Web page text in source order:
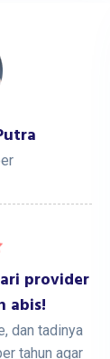
provider
abis!
dan tadinya
tahun agar